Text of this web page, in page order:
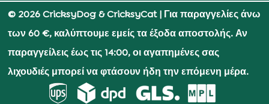
© 2026 CricksyDog & CricksyCat| Για παραγγελίες άνω
των 60 €, καλύπτουμε εμείς τα έξοδα αποστολής. Αν
παραγγείλεις έως τις 14:00, οι αγαπημένες σας
λιχουδιές μπορεί να φτάσουν ήδη την επόμενη μέρα.